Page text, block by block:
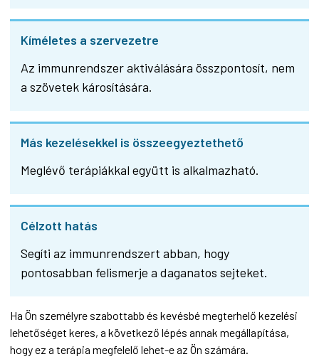
Kíméletes a szervezetre
Az immunrendszer aktiválására összpontosít, nem
a szövetek károsítására.
Más kezelésekkel is összeegyeztethető
Meglévő terápiákkal együtt is alkalmazható.
Célzott hatás
Segíti az immunrendszert abban, hogy
pontosabban felismerje a daganatos sejteket.
Ha Ön személyre szabottabb és kevésbé megterhelő kezelési
lehetőséget keres, a következő lépés annak megállapítása,
hogy ez a terápia megfelelő lehet-e az Ön számára.